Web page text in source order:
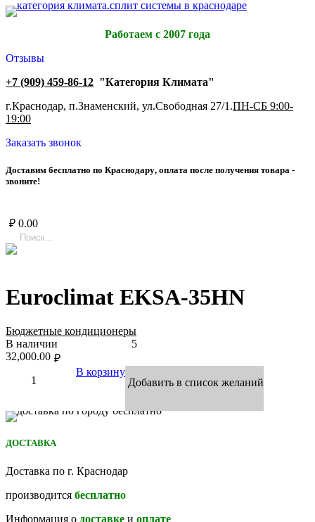
Работаем с 2007 года
Отзывы
+7 (909) 459-86-12 "Категория Климата"
г.Краснодар, п.Знаменский, ул.Свободная 27/1.ПН-СБ 9:00-
19:00
Заказать звонок
Доставим бесплатно по Краснодару, оплата после получения товара -
звоните!
₽ 0.00
Euroclimat EKSA-35HN
Бюджетные кондиционеры
В наличии
5
₽
32,000.00
В корзину
Добавить в список желаний
ДОСТАВКА
Доставка по г. Краснодар
производится бесплатно
Информация о доставке и оплате